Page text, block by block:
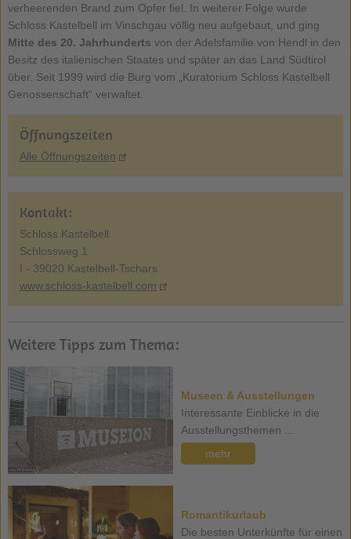
verheerenden Brand zum Opfer fiel. In weiterer Folge wurde
Schloss Kastelbell im Vinschgau völlig neu aufgebaut, und ging
Mitte des 20. Jahrhunderts von der Adelsfamilie von Hendl in den
Besitz des italienischen Staates und später an das Land Südtirol
über. Seit 1999 wird die Burg vom „Kuratorium Schloss Kastelbell
Genossenschaft“ verwaltet.
Öffnungszeiten
Alle Öffnungszeiten
Kontakt:
Schloss Kastelbell
Schlossweg 1
I - 39020 Kastelbell-Tschars
www.schloss-kastelbell.com
Weitere Tipps zum Thema:
Museen & Ausstellungen
Interessante Einblicke in die
Ausstellungsthemen ...
mehr
Romantikurlaub
Die besten Unterkünfte für einen